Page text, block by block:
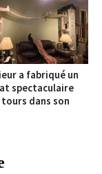
a fabriqué un
spectaculaire
tours dans son